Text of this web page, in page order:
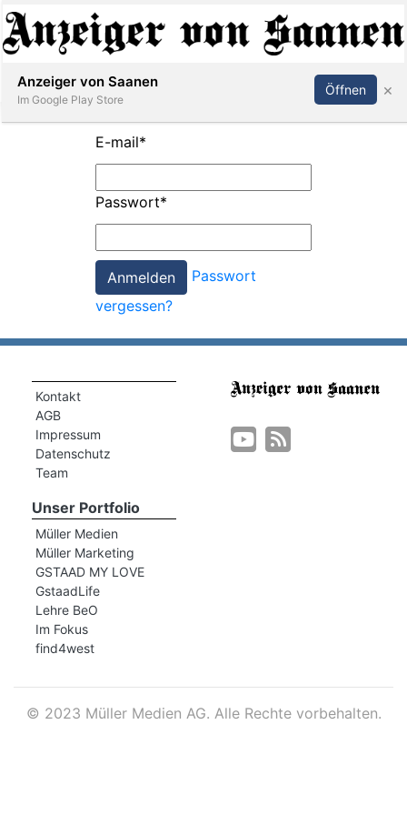
Abonnieren Anmelden
E-mail*
Passwort*
Passwort
vergessen?
Kontakt
AGB
Impressum
Datenschutz
Team
Unser Portfolio
Müller Medien
Müller Marketing
GSTAAD MY LOVE
GstaadLife
Lehre BeO
Im Fokus
find4west
© 2023 Müller Medien AG. Alle Rechte vorbehalten.
Anzeiger von Saanen
Im Google Play Store
Öffnen ×